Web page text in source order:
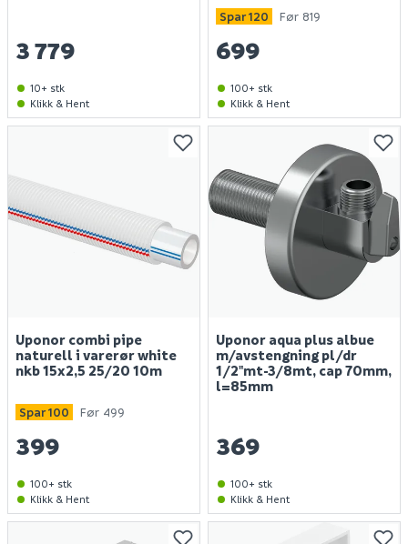
3 779
10+ stk
Klikk & Hent
699
Spar 120 Før 819
100+ stk
Klikk & Hent
Uponor combi pipe
naturell i varerør white
nkb 15x2,5 25/20 10m
399
Spar 100 Før 499
100+ stk
Klikk & Hent
Uponor aqua plus albue
m/avstengning pl/dr
1/2"mt-3/8mt, cap 70mm,
l=85mm
369
100+ stk
Klikk & Hent